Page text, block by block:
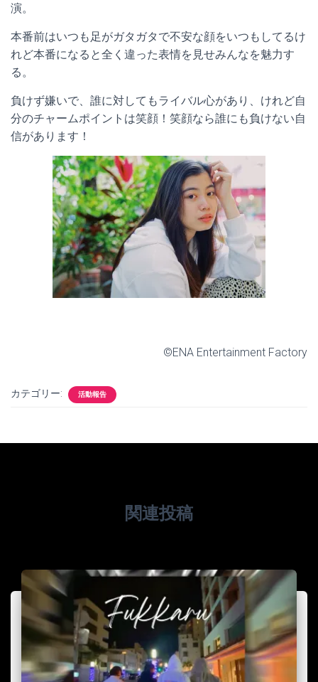
演。
本番前はいつも足がガタガタで不安な顔をいつもしてるけ
れど本番になると全く違った表情を見せみんなを魅力す
る。
負けず嫌いで、誰に対してもライバル心があり、けれど自
分のチャームポイントは笑顔！笑顔なら誰にも負けない自
信があります！
©ENA Entertainment Factory
カテゴリー: 活動報告
関連投稿